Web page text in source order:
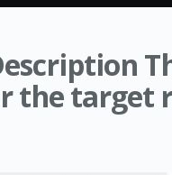
the target